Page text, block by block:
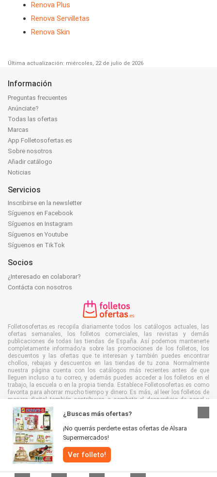
Renova Plus
Renova Servilletas
Renova Skin
Última actualización: miércoles, 22 de julio de 2026
¿Buscas más ofertas?
¡No querrás perderte estas ofertas de Alsara
Supermercados!
Ver folleto!
Información
Preguntas frecuentes
Anúnciate?
Todas las ofertas
Marcas
App Folletosofertas.es
Sobre nosotros
Añadir catálogo
Noticias
Servicios
Inscribirse en la newsletter
Síguenos en Facebook
Síguenos en Instagram
Síguenos en Youtube
Síguenos en TikTok
Socios
¿Interesado en colaborar?
Contácta con nosotros
Folletosofertas.es recopila diariamente todos los catálogos actuales, las
ofertas semanales, los folletos comerciales, las revistas y demás
publicaciones de todas las tiendas de España. Así podemos mantenerte
completamente informado/a sobre las promociones de los folletos, los
descuentos y las ofertas que te interesan y también puedes encontrar
chollos, rebajas y descuentos en las tiendas de tu zona. Normalmente
nuestra página cuenta con los catálogos más recientes antes de que
lleguen incluso a tu correo, y además puedes acceder a los folletos en el
trabajo, la escuela o en la propia tienda. Establece Folletosofertas.es como
favorita para ahorrar mucho tiempo y dinero. Es más, al leer los folletos de
manera digital también contribuyes a combatir el desperdicio de papel y
ayudar al medioambiente.
Todos los derechos reservados © Folletosofertas.es 2026 |
Términos y condiciones|Política de Privacidad